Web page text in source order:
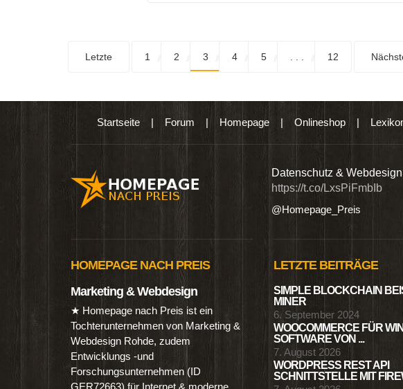
Letzte 1 2 3 4 5 12
Startseite| Forum | Homepage| Onlineshop|
Produkten wie Ebooks & DVDs.… Datenschutz &
https://t.co/LxsPiFmbIb
@Homepage_Preis
HOMEPAGE NACH PREIS
Marketing & Webdesign
★ Homepage nach Preis ist ein
Tochterunternehmen von Marketing &
Webdesign Rohde, zudem
Entwicklungs -und
Forschungsunternehmen (ID
LETZTE BEITRÄGE
SIMPLE BLOCKCHAIN
MINER
6. September 2024
WOOCOMMERCE FÜR
SOFTWARE VON ...
7. August 2026
WORDPRESS REST API
SCHNITTSTELLE MIT